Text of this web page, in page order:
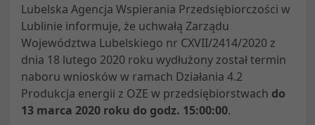
Lubelska Agencja Wspierania Przedsiębiorczości w
Lublinie informuje, że uchwałą Zarządu
Województwa Lubelskiego nr CXVII/2414/2020 z
dnia 18 lutego 2020 roku wydłużony został termin
naboru wniosków w ramach Działania 4.2
Produkcja energii z OZE w przedsiębiorstwach do
13 marca 2020 roku do godz. 15:00:00.